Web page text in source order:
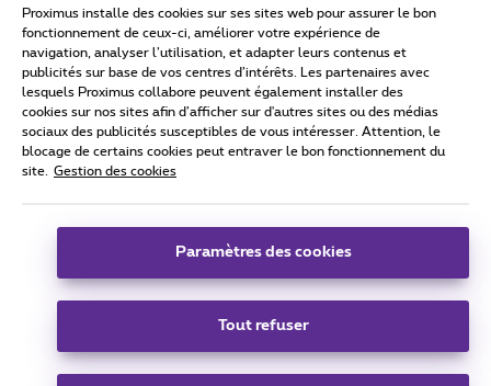
Conditions d'utilisation Accessibility statement
Tous droits réservés. © 2026 Proximus
Conditions générales, info consommateur
Coordonnées de l’entreprise
Boulevard du Roi Albert II 27 - B-1030 Bruxelles.
Carrier & Wholesale Solutions
Proximus installe des cookies sur ses sites web pour assurer le bon
fonctionnement de ceux-ci, améliorer votre expérience de
navigation, analyser l’utilisation, et adapter leurs contenus et
publicités sur base de vos centres d’intérêts. Les partenaires avec
lesquels Proximus collabore peuvent également installer des
cookies sur nos sites afin d’afficher sur d'autres sites ou des médias
sociaux des publicités susceptibles de vous intéresser. Attention, le
blocage de certains cookies peut entraver le bon fonctionnement du
site.
Gestion des cookies
Paramètres des cookies
Tout refuser